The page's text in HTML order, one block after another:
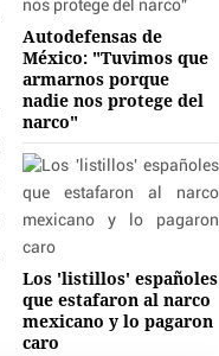
Autodefensas de
México: "Tuvimos que
armarnos porque
nadie nos protege del
narco"
Los 'listillos' españoles
que estafaron al narco
mexicano y lo pagaron
caro